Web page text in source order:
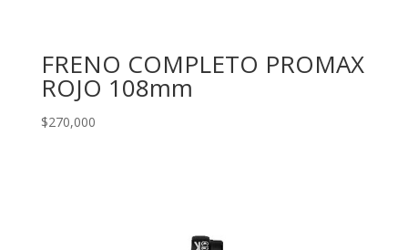
FRENO COMPLETO PROMAX
ROJO 108mm
$270,000